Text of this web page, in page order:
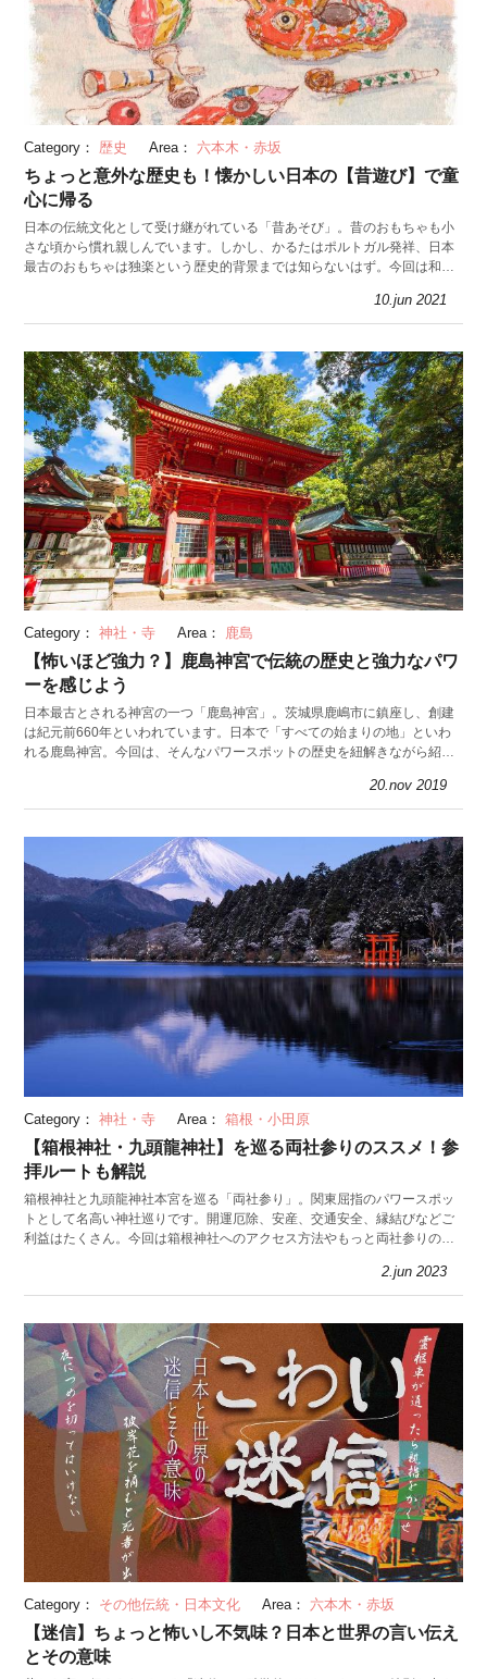
Category： 歴史 Area： 六本木・赤坂
ちょっと意外な歴史も！懐かしい日本の【昔遊び】で童
心に帰る
日本の伝統文化として受け継がれている「昔あそび」。昔のおもちゃも小
さな頃から慣れ親しんでいます。しかし、かるたはポルトガル発祥、日本
最古のおもちゃは独楽という歴史的背景までは知らないはず。今回は和の
10.jun 2021
Category： 神社・寺 Area： 鹿島
【怖いほど強力？】鹿島神宮で伝統の歴史と強力なパワ
ーを感じよう
日本最古とされる神宮の一つ「鹿島神宮」。茨城県鹿嶋市に鎮座し、創建
は紀元前660年といわれています。日本で「すべての始まりの地」といわ
れる鹿島神宮。今回は、そんなパワースポットの歴史を紐解きながら紹介
20.nov 2019
Category： 神社・寺 Area： 箱根・小田原
【箱根神社・九頭龍神社】を巡る両社参りのススメ！参
拝ルートも解説
箱根神社と九頭龍神社本宮を巡る「両社参り」。関東屈指のパワースポッ
トとして名高い神社巡りです。開運厄除、安産、交通安全、縁結びなどご
利益はたくさん。今回は箱根神社へのアクセス方法やもっと両社参りの回
2.jun 2023
Category： その他伝統・日本文化 Area： 六本木・赤坂
【迷信】ちょっと怖いし不気味？日本と世界の言い伝え
とその意味